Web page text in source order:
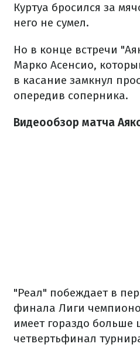
Куртуа бросился за
него не сумел.
Но в конце встречи
Марко Асенсио,
в касание замкнул
опередив соперника.
Видеообзор матча
"Реал" побеждает в
финала Лиги
имеет гораздо
четвертьфинал